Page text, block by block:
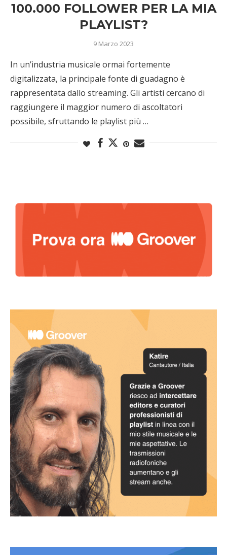
100.000 FOLLOWER PER LA MIA
PLAYLIST?
9 Marzo 2023
In un’industria musicale ormai fortemente
digitalizzata, la principale fonte di guadagno è
rappresentata dallo streaming. Gli artisti cercano di
raggiungere il maggior numero di ascoltatori
possibile, sfruttando le playlist più …